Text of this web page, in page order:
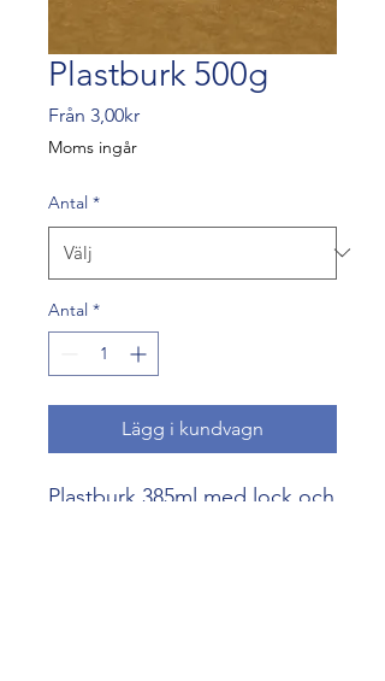
Plastburk 500g
Från 3,00krReapris
Moms ingår
Antal *
Antal *
Lägg i kundvagn
Plastburk 385ml med lock och